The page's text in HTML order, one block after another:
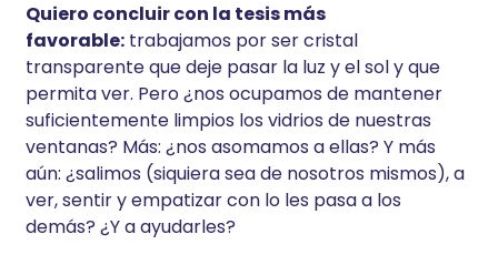
Quiero concluir con la tesis más
favorable: trabajamos por ser cristal
transparente que deje pasar la luz y el sol y que
permita ver. Pero ¿nos ocupamos de mantener
suficientemente limpios los vidrios de nuestras
ventanas? Más: ¿nos asomamos a ellas? Y más
aún: ¿salimos (siquiera sea de nosotros mismos), a
ver, sentir y empatizar con lo les pasa a los
demás? ¿Y a ayudarles?